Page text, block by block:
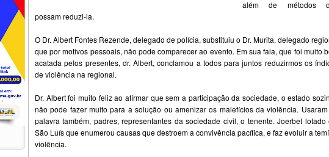
além de métodos
possam reduzi-la.
O Dr. Albert Fontes Rezende, delegado de polícia, substituiu o Dr. Murita, delegado
que por motivos pessoais, não pode comparecer ao evento. Em sua fala, que foi muito
acatada pelos presentes, dr. Albert, conclamou a todos para juntos reduzirmos os
de violência na regional.
Dr. Albert foi muito feliz ao afirmar que sem a participação da sociedade, o estado
não pode fazer muito para a solução ou amenizar os malefícios da violência.
palavra também, padres, representantes da sociedade civil, o tenente. Joerbet lotado
São Luís que enumerou causas que destroem a convivência pacífica, e faz evoluir a
violência.